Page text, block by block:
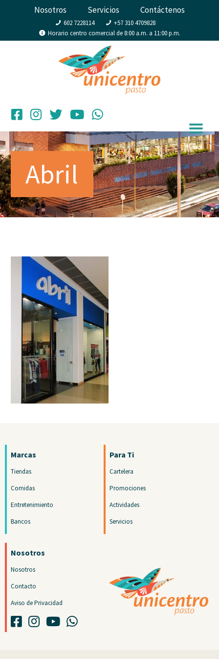
Nosotros Servicios Contáctenos
602 7228114
+57 310 4709828
Horario centro comercial de 8:00 a.m. a 11:00 p.m.
Abril
Marcas
Tiendas
Comidas
Entretenimiento
Bancos
Para Ti
Cartelera
Promociones
Actividades
Servicios
Nosotros
Nosotros
Contacto
Aviso de Privacidad